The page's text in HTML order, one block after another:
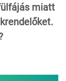
miatt